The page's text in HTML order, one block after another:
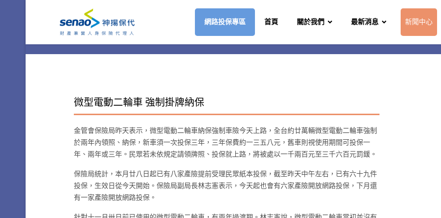
網路投保專區 首頁 關於我們 最新消息 新聞中心
微型電動二輪車 強制掛牌納保
金管會保險局昨天表示，微型電動二輪車納保強制車險今天上路，全台約廿萬輛微型電動二輪車強制
於兩年內領照、納保，新車須一次投保三年，三年保費約一三五八元，舊車則視使用期間可投保一
年、兩年或三年。民眾若未依規定請領牌照、投保就上路，將被處以一千兩百元至三千六百元罰鍰。
保險局統計，本月廿八日起已有八家產險提前受理民眾紙本投保，截至昨天中午左右，已有六十九件
投保，生效日從今天開始。保險局副局長林志憲表示，今天起也會有六家產險開放網路投保，下月還
有一家產險開放網路投保。